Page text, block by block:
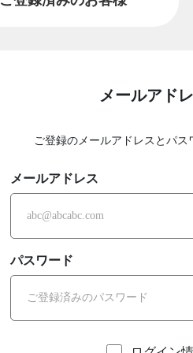
メールアド
ご登録のメールアドレスとパス
メールアドレス
パスワード